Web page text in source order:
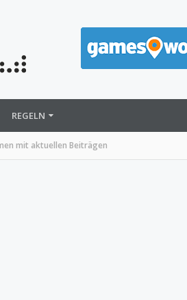
mit aktuellen Beiträgen
REGELN